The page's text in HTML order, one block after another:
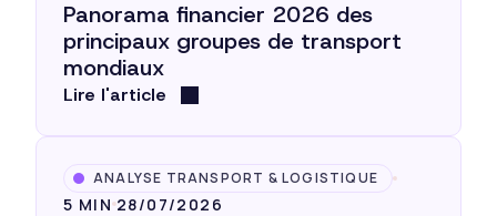
Panorama financier 2026 des
principaux groupes de transport
mondiaux
Lire l'article
ANALYSE TRANSPORT & LOGISTIQUE
5 MIN 28/07/2026